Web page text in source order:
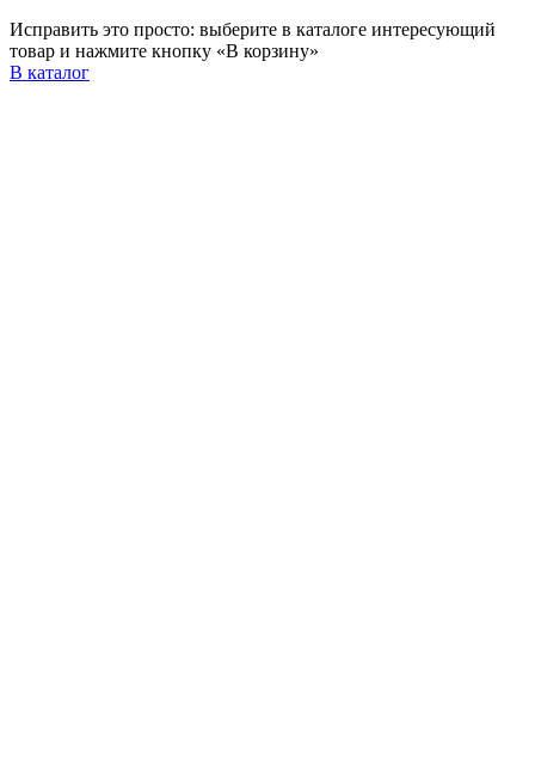
Исправить это просто: выберите в каталоге интересующий
товар и нажмите кнопку «В корзину»
В каталог